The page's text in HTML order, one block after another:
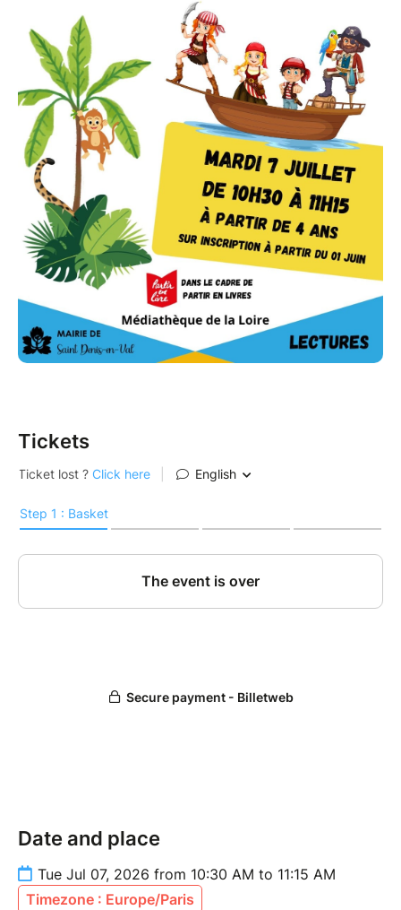
Tickets
Date and place
Tue Jul 07, 2026 from 10:30 AM to 11:15 AM
Timezone : Europe/Paris